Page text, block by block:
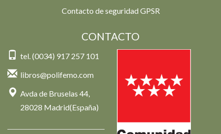
Contacto de seguridad GPSR
CONTACTO
tel. (0034) 917 257 101
libros@polifemo.com
Avda de Bruselas 44,
28028 Madrid(España)